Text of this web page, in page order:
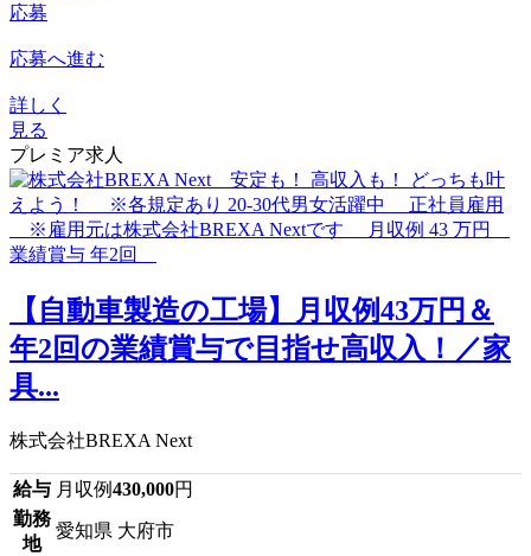
応募
応募へ進む
詳しく
見る
プレミア求人
【自動車製造の工場】月収例43万円＆
年2回の業績賞与で目指せ高収入！／家
具...
株式会社BREXA Next
給与 月収例430,000円
勤務
地
愛知県 大府市